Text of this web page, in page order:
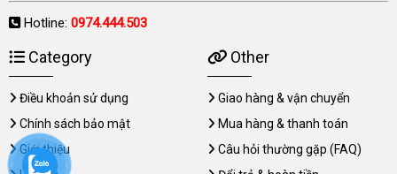
Hotline: 0974.444.503
Category
Điều khoản sử dụng
Chính sách bảo mật
Giới thiệu
Other
Giao hàng & vận chuyển
Mua hàng & thanh toán
Câu hỏi thường gặp (FAQ)